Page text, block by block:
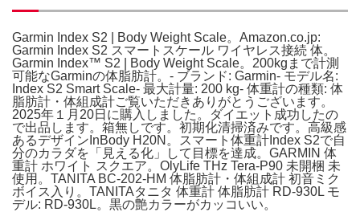
Garmin Index S2 | Body Weight Scale。Amazon.co.jp:
Garmin Index S2 スマートスケール ワイヤレス接続 体。
Garmin Index™ S2 | Body Weight Scale。200kgまで計測
可能なGarminの体脂肪計。- ブランド: Garmin- モデル名:
Index S2 Smart Scale- 最大計量: 200 kg- 体重計の種類: 体
脂肪計・体組成計ご覧いただきありがとうございます。
2025年１月20日に購入しました。ダイエット成功したの
で出品します。箱無しです。初期化清掃済みです。高級感
あるデザインInBody H20N。スマート体重計Index S2で自
分のカラダを「見える化」して目標を達成。GARMIN 体
重計 ホワイト スクエア。OlyLife THz Tera-P90 未開梱 未
使用。TANITA BC-202-HM 体脂肪計・体組成計 初音ミク
ボイス入り。TANITAタニタ 体重計 体脂肪計 RD-930L モ
デル: RD-930L。黒の艶カラーがカッコいい。